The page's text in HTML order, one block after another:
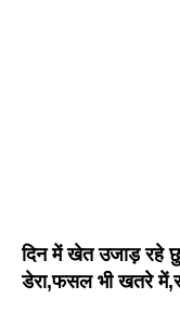
दिन में खेत उजाड़ रहे
डेरा,फसल भी खतरे